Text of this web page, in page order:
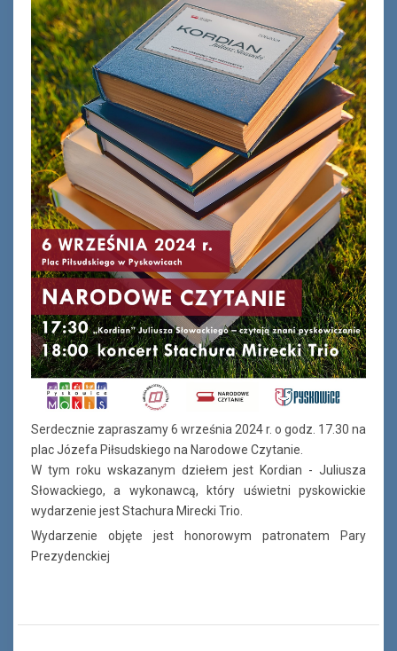
Serdecznie zapraszamy 6 września 2024 r. o godz. 17.30 na
plac Józefa Piłsudskiego na Narodowe Czytanie.
W tym roku wskazanym dziełem jest Kordian - Juliusza
Słowackiego, a wykonawcą, który uświetni pyskowickie
wydarzenie jest Stachura Mirecki Trio.
Wydarzenie objęte jest honorowym patronatem Pary
Prezydenckiej